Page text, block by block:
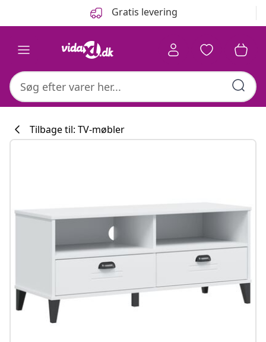
Gratis levering
#sharemevidaxl
Tilbage til: TV-møbler